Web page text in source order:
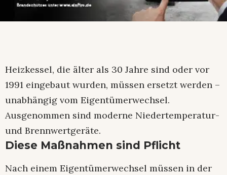
Heizkessel, die älter als 30 Jahre sind oder vor
1991 eingebaut wurden, müssen ersetzt werden –
unabhängig vom Eigentümerwechsel.
Ausgenommen sind moderne Niedertemperatur-
und Brennwertgeräte.
Diese Maßnahmen sind Pflicht
Nach einem Eigentümerwechsel müssen in der